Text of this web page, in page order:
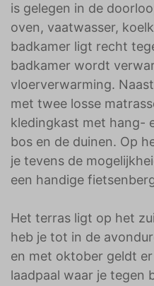
is gelegen in de
oven, vaatwasser,
badkamer ligt recht
badkamer wordt
vloerverwarming.
met twee losse
kledingkast met hang-
bos en de duinen. Op
je tevens de
een handige
Het terras ligt op het
heb je tot in de
en met oktober geldt
laadpaal waar je tegen